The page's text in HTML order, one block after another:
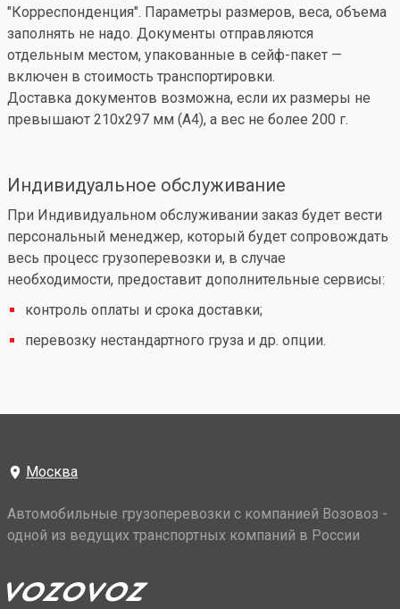
"Корреспонденция". Параметры размеров, веса, объема
заполнять не надо. Документы отправляются
отдельным местом, упакованные в сейф-пакет —
включен в стоимость транспортировки.
Доставка документов возможна, если их размеры не
превышают 210x297 мм (А4), а вес не более 200 г.
Индивидуальное обслуживание
При Индивидуальном обслуживании заказ будет вести
персональный менеджер, который будет сопровождать
весь процесс грузоперевозки и, в случае
необходимости, предоставит дополнительные сервисы:
контроль оплаты и срока доставки;
перевозку нестандартного груза и др. опции.
Москва
Автомобильные грузоперевозки с компанией Возовоз -
одной из ведущих транспортных компаний в России